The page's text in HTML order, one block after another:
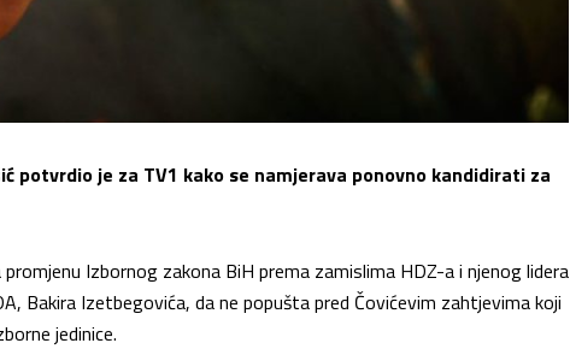
potvrdio je za TV1 kako se namjerava ponovno kandidirati za
Izbornog zakona BiH prema zamislima HDZ-a i njenog lidera
Bakira Izetbegovića, da ne popušta pred Čovićevim zahtjevima koji
jedinice.